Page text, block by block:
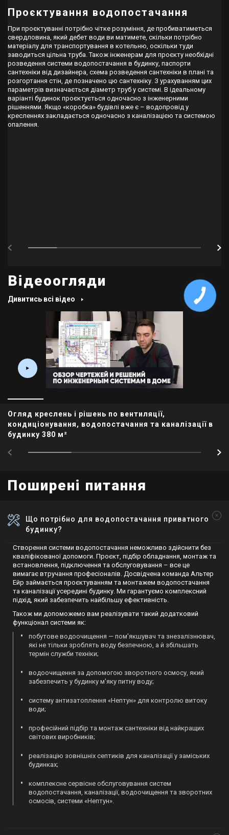
Проєктування водопостачання
При проєктуванні потрібно чітке розуміння, де пробиватиметься
свердловина, який дебет води ви матимете, скільки потрібно
матеріалу для транспортування в котельню, оскільки туди
заводиться цільна труба. Також інженерам для проєкту необхідні
розведення системи водопостачання в будинку, паспорти
сантехніки від дизайнера, схема розведення сантехніки в плані та
розгортання стін, де позначено цю сантехніку. З урахуванням цих
параметрів визначається діаметр труб у системі. В ідеальному
варіанті будинок проєктується одночасно з інженерними
рішеннями. Якщо «коробка» будівлі вже є – водопровід у
кресленнях закладається одночасно з каналізацією та системою
опалення.
Відеоогляди
Дивитись всі відео
Огляд креслень і рішень по вентиляції,
кондиціонування, водопостачання та каналізації в
будинку 380 м²
Поширені питання
Що потрібно для водопостачання приватного
будинку?
Створення системи водопостачання неможливо здійснити без
кваліфікованої допомоги. Проєкт, підбір обладнання, монтаж та
встановлення, підключення та обслуговування – все це
вимагає втручання професіоналів. Досвідчена команда Альтер
Ейр займається проєктуванням та монтажем водопостачання
та каналізації усередині будинку. Ми гарантуємо комплексний
підхід, який забезпечить найбільшу ефективність.
Також ми допоможемо вам реалізувати такий додатковий
функціонал системи як:
побутове водоочищення — пом'якшувач та знезалізнювач,
які не тільки зроблять воду безпечною, а й збільшать
термін служби техніки;
водоочищення за допомогою зворотного осмосу, який
забезпечить у будинку м'яку питну воду;
систему антизатоплення «Нептун» для контролю витоку
води;
професійний підбір та монтаж сантехніки від найкращих
світових виробників;
реалізацію зовнішніх септиків для каналізації у заміських
будинках;
комплексне сервісне обслуговування систем
водопостачання, каналізації, водоочищення та зворотних
осмосів, системи «Нептун».